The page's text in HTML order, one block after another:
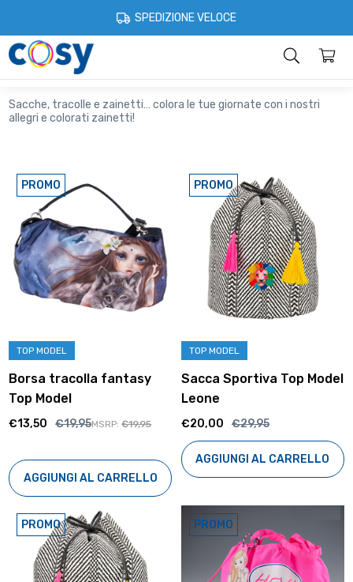
SPEDIZIONE VELOCE
Cartoleria e scuola Zainetti
Zaini e zainetti per asilo e scuola
Sacche, tracolle e zainetti… colora le tue giornate con i nostri
allegri e colorati zainetti!
PROMO
TOP MODEL
Borsa tracolla fantasy
Top Model
€13,50 €19,95MSRP:€19,95
AGGIUNGI AL CARRELLO
PROMO
TOP MODEL
Sacca Sportiva Top Model
Leone
€20,00 €29,95
AGGIUNGI AL CARRELLO
PROMO PROMO
Account Contatti Informazioni